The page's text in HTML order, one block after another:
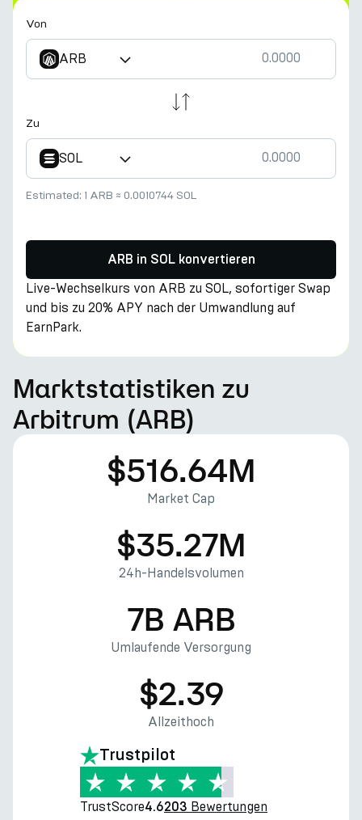
Von
ARB
Zu
SOL
Estimated: 1 ARB ≈ 0.0010744 SOL
ARB in SOL konvertieren
Live-Wechselkurs von ARB zu SOL, sofortiger Swap
und bis zu 20% APY nach der Umwandlung auf
EarnPark.
Marktstatistiken zu
Arbitrum (ARB)
$516.64M
Market Cap
$35.27M
24h-Handelsvolumen
7B ARB
Umlaufende Versorgung
$2.39
Allzeithoch
Trustpilot
TrustScore4.6203 Bewertungen